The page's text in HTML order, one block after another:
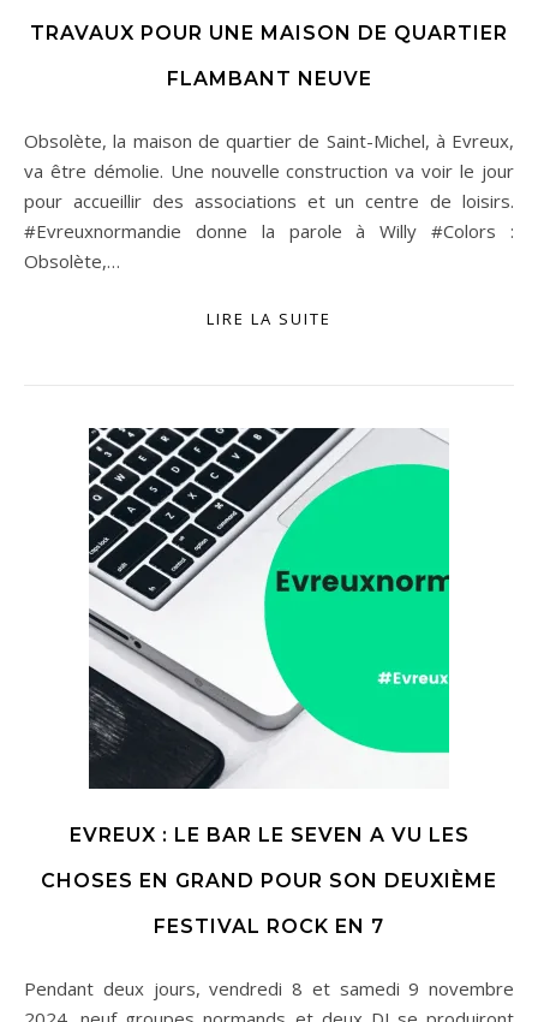
TRAVAUX POUR UNE MAISON DE QUARTIER
FLAMBANT NEUVE
Obsolète, la maison de quartier de Saint-Michel, à Evreux,
va être démolie. Une nouvelle construction va voir le jour
pour accueillir des associations et un centre de loisirs.
#Evreuxnormandie donne la parole à Willy #Colors :
Obsolète,…
LIRE LA SUITE
EVREUX : LE BAR LE SEVEN A VU LES
CHOSES EN GRAND POUR SON DEUXIÈME
FESTIVAL ROCK EN 7
Pendant deux jours, vendredi 8 et samedi 9 novembre